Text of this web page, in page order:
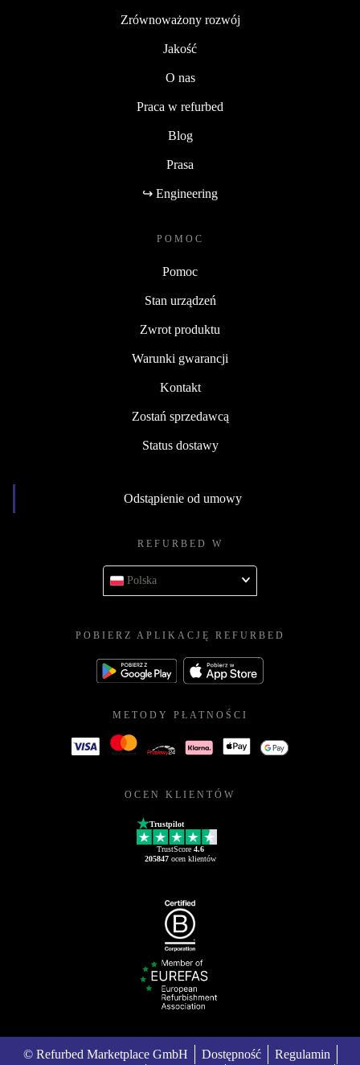
Zrównoważony rozwój
Jakość
O nas
Praca w refurbed
Blog
Prasa
↪ Engineering
POMOC
Pomoc
Stan urządzeń
Zwrot produktu
Warunki gwarancji
Kontakt
Zostań sprzedawcą
Status dostawy
Odstąpienie od umowy
REFURBED W
Polska
POBIERZ APLIKACJĘ REFURBED
METODY PŁATNOŚCI
OCEN KLIENTÓW
Trustpilot
TrustScore 4.6
205847ocen klientów
© Refurbed Marketplace GmbH Dostępność Regulamin